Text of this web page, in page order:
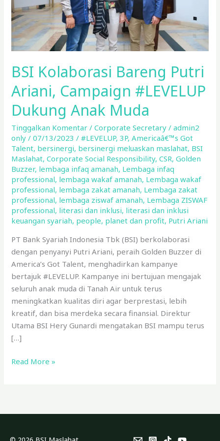
BSI Kolaborasi Bareng Putri
Ariani, Campaign #LEVELUP
Dukung Anak Muda
Tinggalkan Komentar /Corporate Secretary /admin2
only/07/13/2023/#LEVELUP,3P,Americaâ€™s Got
Talent, bersinergi, bersinergi meluaskan maslahat, BSI
Maslahat,Corporate Social Responsibility,CSR,Golden
Buzzer, lembaga infaq amanah, Lembaga infaq
professional, lembaga wakaf amanah, Lembaga wakaf
professional, lembaga zakat amanah, Lembaga zakat
professional, lembaga ziswaf amanah, Lembaga ZISWAF
professional, literasi dan inklusi, literasi dan inklusi
keuangan syariah, people, planet dan profit, Putri Ariani
PT Bank Syariah Indonesia Tbk (BSI) berkolaborasi
dengan penyanyi Putri Ariani, peraih Golden Buzzer di
America’s Got Talent, menghadirkan kampanye
bertajuk #LEVELUP. Kampanye ini bertujuan mengajak
seluruh anak muda di Tanah Air untuk terus
meningkatkan kualitas diri agar berprestasi, lebih
kreatif, dan bisa merdeka secara finansial. Direktur
Utama BSI Hery Gunardi mengatakan BSI mampu terus
[…]
Dukung
Anak
Muda
Read More »